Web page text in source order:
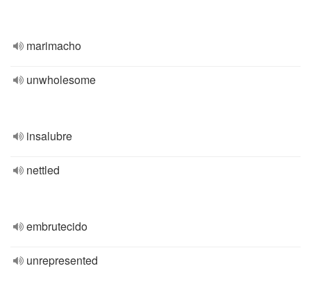
marimacho
unwholesome
insalubre
nettled
embrutecido
unrepresented